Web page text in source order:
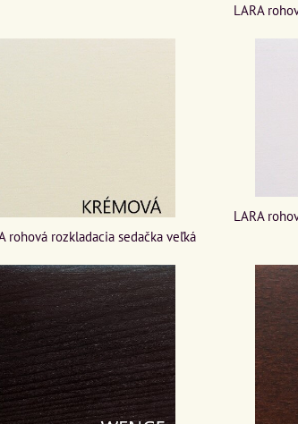
LARA
rohová rozkladacia sedačka veľká
LARA